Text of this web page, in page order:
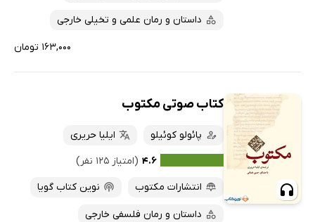
داستان و رمان علمی و تخیلی خارجی
۱۶۳,۰۰۰ تومان
کتاب صوتی مکتوب
پائولو کوئیلو
ایلیا حریری
۴.۶ (امتیاز ۱۲۵ نفر)
انتشارات مکتوب
نوین کتاب گویا
داستان و رمان فلسفی خارجی